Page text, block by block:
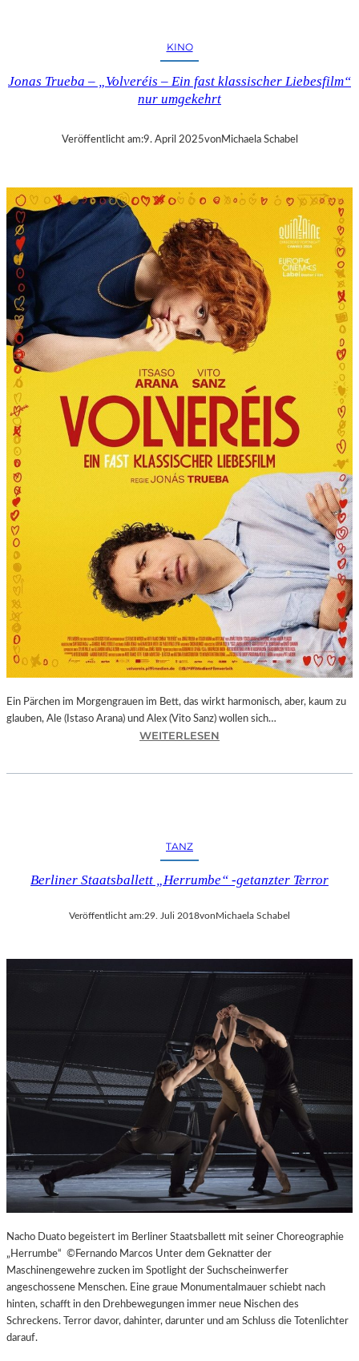
N
B
R
„
M
A
I
N
A
R
T
“
P
Ä
S
E
N
T
I
E
T
D
I
E
6
.
I
N
T
E
R
A
T
I
N
N
T
S
S
E
KINO
Jonas Trueba – „Volveréis – Ein fast klassischer Liebesfilm“
nur umgekehrt
Veröffentlicht am:9. April 2025vonMichaela Schabel
Ein Pärchen im Morgengrauen im Bett, das wirkt harmonisch, aber, kaum zu
glauben, Ale (Istaso Arana) und Alex (Vito Sanz) wollen sich…
WEITERLESEN
E
A
V
L
V
E
R
É
I
S
–
E
I
N
F
A
T
K
L
A
S
S
TANZ
Berliner Staatsballett „Herrumbe“ -getanzter Terror
Veröffentlicht am:29. Juli 2018vonMichaela Schabel
Nacho Duato begeistert im Berliner Staatsballett mit seiner Choreographie
„Herrumbe“ ©Fernando Marcos Unter dem Geknatter der
Maschinengewehre zucken im Spotlight der Suchscheinwerfer
angeschossene Menschen. Eine graue Monumentalmauer schiebt nach
hinten, schafft in den Drehbewegungen immer neue Nischen des
Schreckens. Terror davor, dahinter, darunter und am Schluss die Totenlichter
darauf.